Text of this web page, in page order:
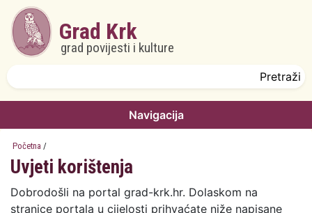
Skoči na glavni sadržaj
Grad Krk
grad povijesti i kulture
Navigacija
Početna /
Uvjeti korištenja
Dobrodošli na portal grad-krk.hr. Dolaskom na
stranice portala u cijelosti prihvaćate niže napisane